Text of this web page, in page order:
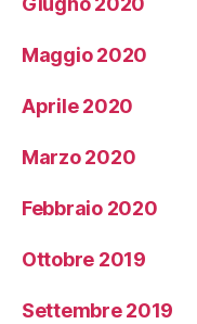
Maggio 2020
Aprile 2020
Marzo 2020
Febbraio 2020
Ottobre 2019
Settembre 2019